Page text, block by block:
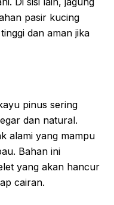
pasir kucing
dan aman jika
pinus sering
dan natural.
alami yang mampu
Bahan ini
yang akan hancur
cairan.